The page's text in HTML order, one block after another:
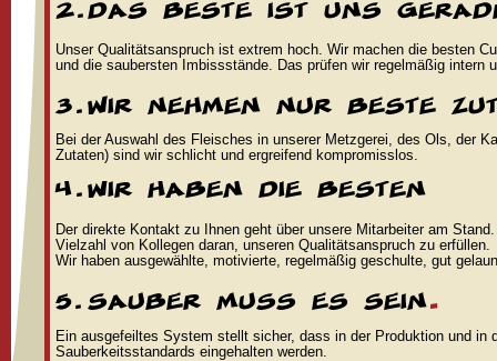
Unser Qualitätsanspruch ist extrem hoch. Wir machen die besten
und die saubersten Imbissstände. Das prüfen wir regelmäßig intern
Bei der Auswahl des Fleisches in unserer Metzgerei, des Öls, der
Zutaten) sind wir schlicht und ergreifend kompromisslos.
Der direkte Kontakt zu Ihnen geht über unsere Mitarbeiter am
Vielzahl von Kollegen daran, unseren Qualitätsanspruch zu erfüllen.
Wir haben ausgewählte, motivierte, regelmäßig geschulte, gut
Ein ausgefeiltes System stellt sicher, dass in der Produktion und in
Sauberkeitsstandards eingehalten werden.